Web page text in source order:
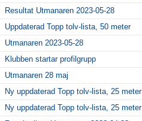
Resultat Utmanaren 2023-05-28
Uppdaterad Topp tolv-lista, 50 meter
Utmanaren 2023-05-28
Klubben startar profilgrupp
Utmanaren 28 maj
Ny uppdaterad Topp tolv-lista, 25 meter
Ny uppdaterad Topp tolv-lista, 25 meter